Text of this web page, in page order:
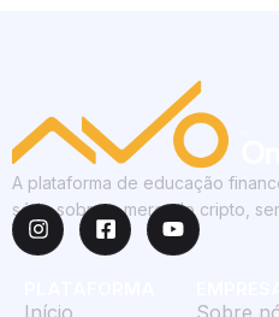
A plataforma de educação
sério sobre o mercado cripto,
Início Sobre